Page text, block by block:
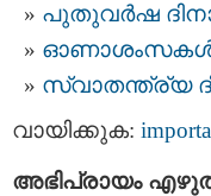
പുതുവര്‍ഷ
സ്വാതന്ത്ര്യ
വായിക്കുക:
അഭിപ്രായം